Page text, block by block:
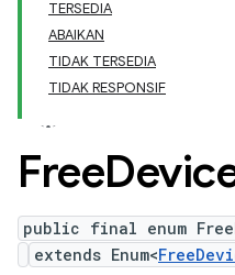
TERSEDIA
ABAIKAN
TIDAK TERSEDIA
TIDAK RESPONSIF
Free
public final enum
extends Enum<